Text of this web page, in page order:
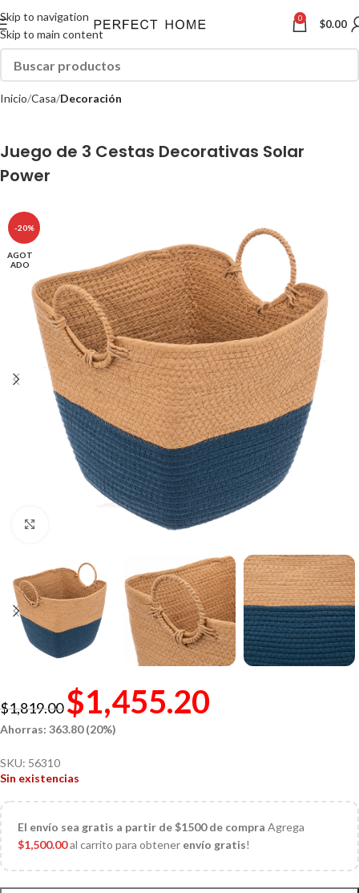
Skip to navigation
Skip to main content
0 $0.00
Inicio Casa Decoración
Juego de 3 Cestas Decorativas Solar
Power
-20%
AGOT
ADO
$1,819.00 $1,455.20
Ahorras: 363.80 (20%)
SKU: 56310
Sin existencias
El envío sea gratis a partir de $1500 de compra Agrega
$1,500.00al carrito para obtener envío gratis!